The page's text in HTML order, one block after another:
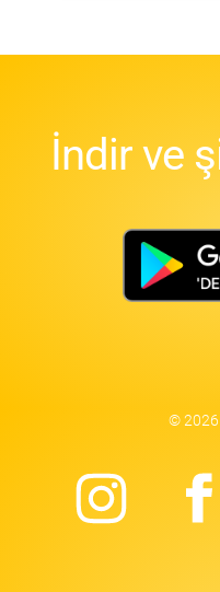
İndir ve
© 2026